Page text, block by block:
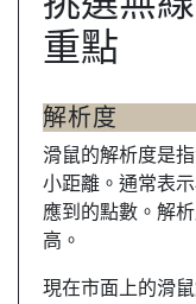
重點
解析度
滑鼠的解析度是
小距離。通常表
應到的點數。解
高。
現在市面上的滑